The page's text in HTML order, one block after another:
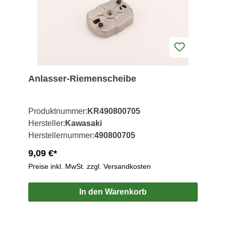
Anlasser-Riemenscheibe
Produktnummer: KR490800705
Hersteller: Kawasaki
Herstellernummer:490800705
9,09 €*
Preise inkl. MwSt. zzgl. Versandkosten
In den Warenkorb